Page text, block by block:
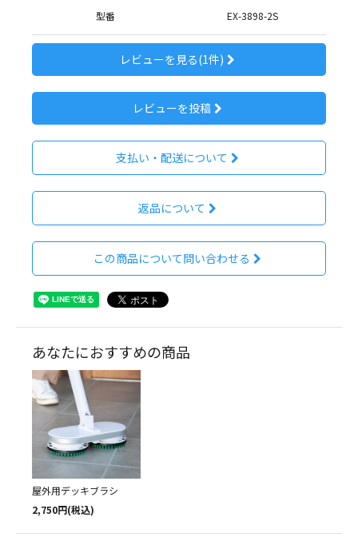
型番 EX-3898-2S
レビューを見る(1件)
レビューを投稿
支払い・配送について
返品について
この商品について問い合わせる
あなたにおすすめの商品
屋外用デッキブラシ
2,750円(税込)